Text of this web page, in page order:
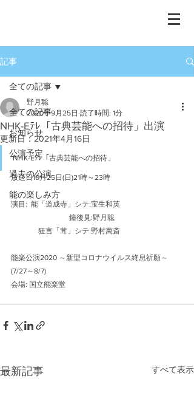
記事
全ての記事
お知らせ
公演予定
過去の公演
能の楽しみ方
全ての記事
NHK-Eﾃﾚ「古典芸能への招待」出演
野月聡
2020年9月25日 読了時間: 1分
更新日：2021年4月16日
NHK-Eﾃﾚ「古典芸能への招待」
放送日10月25日(日)21時～23時
演目:  能「道成寺」シテ:宝生和英
                                鐘後見:野月聡
               狂言「茸」シテ:野村萬斎
能楽公演2020 ～新型コロナウイルス終息祈願～
(7/27～8/7)
会場: 国立能楽堂
最新記事 すべて表示